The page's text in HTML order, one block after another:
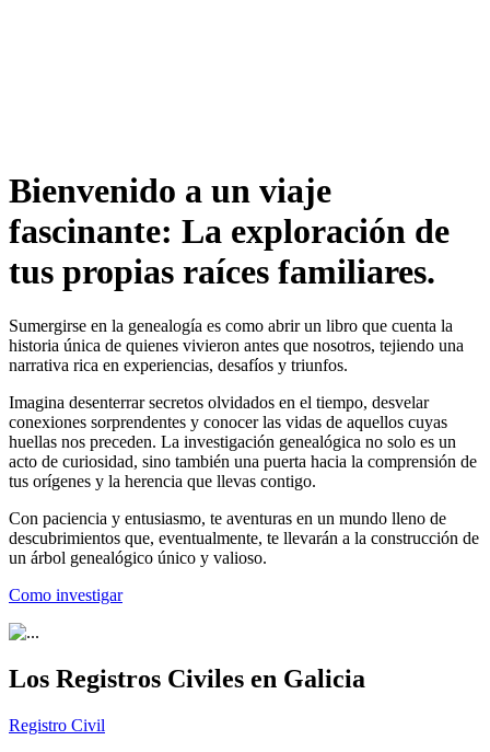
Bienvenido a un viaje
fascinante: La exploración de
tus propias raíces familiares.
Sumergirse en la genealogía es como abrir un libro que cuenta la
historia única de quienes vivieron antes que nosotros, tejiendo una
narrativa rica en experiencias, desafíos y triunfos.
Imagina desenterrar secretos olvidados en el tiempo, desvelar
conexiones sorprendentes y conocer las vidas de aquellos cuyas
huellas nos preceden. La investigación genealógica no solo es un
acto de curiosidad, sino también una puerta hacia la comprensión de
tus orígenes y la herencia que llevas contigo.
Con paciencia y entusiasmo, te aventuras en un mundo lleno de
descubrimientos que, eventualmente, te llevarán a la construcción de
un árbol genealógico único y valioso.
Como investigar
Los Registros Civiles en Galicia
Registro Civil